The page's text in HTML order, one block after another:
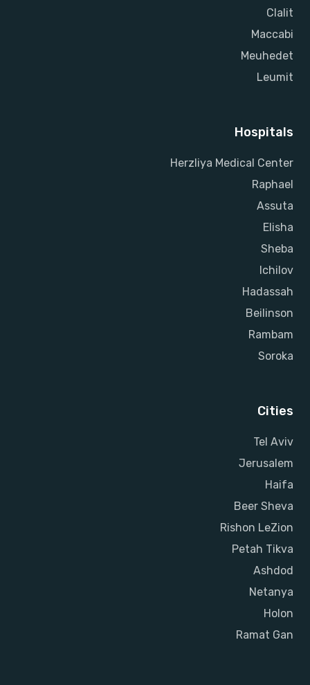
Clalit
Maccabi
Meuhedet
Leumit
Hospitals
Herzliya Medical Center
Raphael
Assuta
Elisha
Sheba
Ichilov
Hadassah
Beilinson
Rambam
Soroka
Cities
Tel Aviv
Jerusalem
Haifa
Beer Sheva
Rishon LeZion
Petah Tikva
Ashdod
Netanya
Holon
Ramat Gan